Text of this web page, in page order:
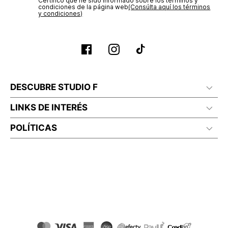
condiciones de la página web‎(Consúlta aquí los términos
y condiciones)
DESCUBRE STUDIO F
LINKS DE INTERÉS
POLÍTICAS